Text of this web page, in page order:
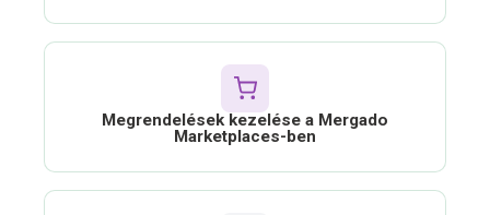
Megrendelések kezelése a Mergado
Marketplaces-ben